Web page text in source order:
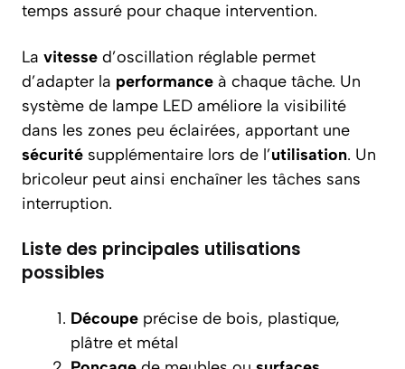
temps assuré pour chaque intervention.
La vitesse d’oscillation réglable permet
d’adapter la performance à chaque tâche. Un
système de lampe LED améliore la visibilité
dans les zones peu éclairées, apportant une
sécurité supplémentaire lors de l’utilisation. Un
bricoleur peut ainsi enchaîner les tâches sans
interruption.
Liste des principales utilisations
possibles
Découpe précise de bois, plastique,
plâtre et métal